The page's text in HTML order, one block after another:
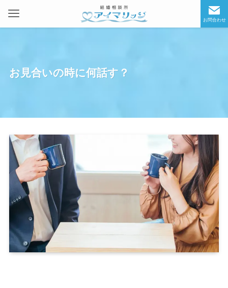
お問合わせ
お見合いの時に何話す？